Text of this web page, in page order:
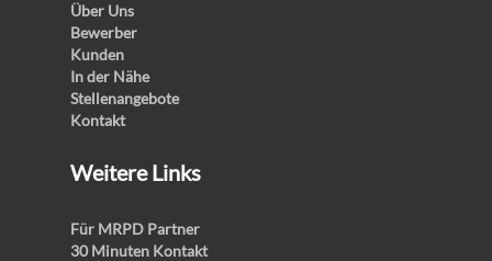
Über Uns
Bewerber
Kunden
In der Nähe
Stellenangebote
Kontakt
Weitere Links
Für MRPD Partner
30 Minuten Kontakt